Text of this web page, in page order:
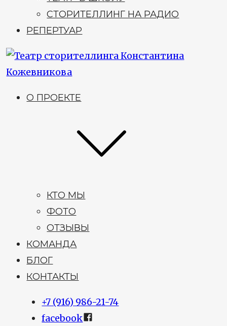
СТОРИТЕЛЛИНГ НА РАДИО
РЕПЕРТУАР
О ПРОЕКТЕ
КТО МЫ
ФОТО
ОТЗЫВЫ
КОМАНДА
БЛОГ
КОНТАКТЫ
+7 (916) 986-21-74
facebook